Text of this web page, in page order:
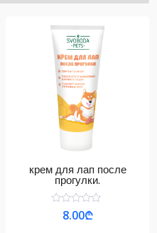
крем для лап после
прогулки.
Оценка
8.00₾